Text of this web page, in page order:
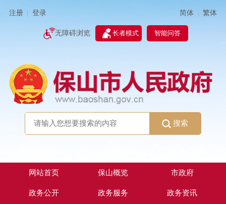
注册 登录 简体 | 繁体
无障碍浏览 长者模式 智能问答
搜索
网站首页 保山概览 市政府
政务公开 政务服务 政务资讯